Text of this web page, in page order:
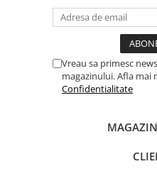
Vreau sa primesc
magazinului. Afla mai
Confidentialitate